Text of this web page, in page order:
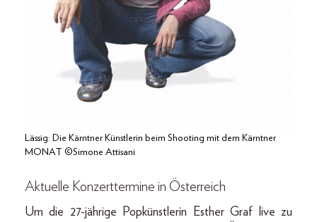
Lässig: Die Kärntner Künstlerin beim Shooting mit dem Kärntner
MONAT ©Simone Attisani
Aktuelle Konzerttermine in Österreich
Um die 27-jährige Popkünstlerin Esther Graf live zu